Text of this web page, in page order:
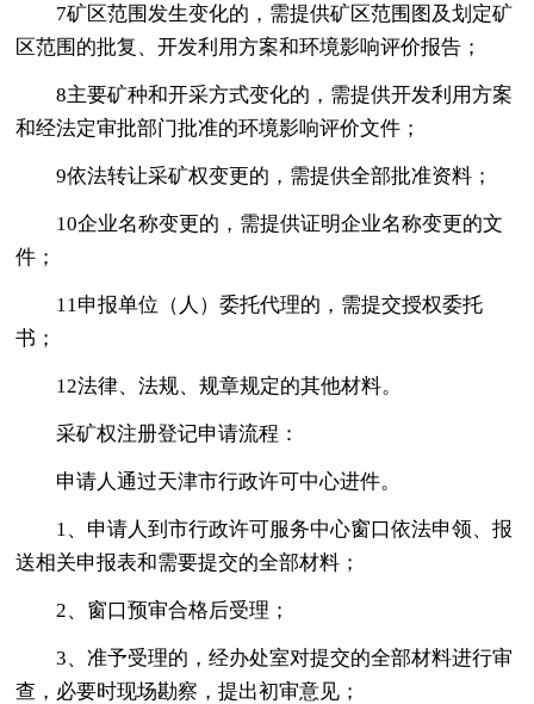
7矿区范围发生变化的，需提供矿区范围图及划定矿
区范围的批复、开发利用方案和环境影响评价报告；
8主要矿种和开采方式变化的，需提供开发利用方案
和经法定审批部门批准的环境影响评价文件；
9依法转让采矿权变更的，需提供全部批准资料；
10企业名称变更的，需提供证明企业名称变更的文
件；
11申报单位（人）委托代理的，需提交授权委托
书；
12法律、法规、规章规定的其他材料。
采矿权注册登记申请流程：
申请人通过天津市行政许可中心进件。
1、申请人到市行政许可服务中心窗口依法申领、报
送相关申报表和需要提交的全部材料；
2、窗口预审合格后受理；
3、准予受理的，经办处室对提交的全部材料进行审
查，必要时现场勘察，提出初审意见；